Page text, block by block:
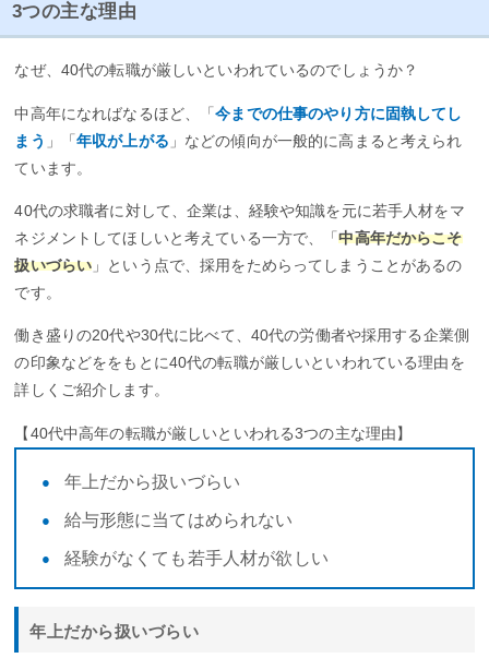
3つの主な理由
なぜ、40代の転職が厳しいといわれているのでしょうか？
中高年になればなるほど、「今までの仕事のやり方に固執してし
まう 」「年収が上がる 」などの傾向が一般的に高まると考えられ
ています。
40代の求職者に対して、企業は、経験や知識を元に若手人材をマ
ネジメントしてほしいと考えている一方で、「中高年だからこそ
扱いづらい 」という点で、採用をためらってしまうことがあるの
です。
働き盛りの20代や30代に比べて、40代の労働者や採用する企業側
の印象などををもとに40代の転職が厳しいといわれている理由を
詳しくご紹介します。
【40代中高年の転職が厳しいといわれる3つの主な理由】
年上だから扱いづらい
給与形態に当てはめられない
経験がなくても若手人材が欲しい
年上だから扱いづらい